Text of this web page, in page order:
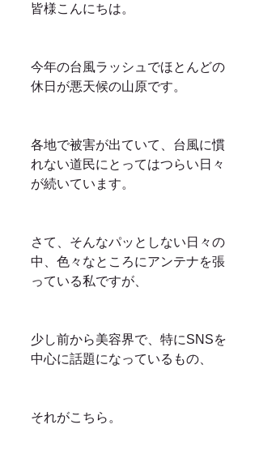
皆様こんにちは。
今年の台風ラッシュでほとんどの
休日が悪天候の山原です。
各地で被害が出ていて、台風に慣
れない道民にとってはつらい日々
が続いています。
さて、そんなパッとしない日々の
中、色々なところにアンテナを張
っている私ですが、
少し前から美容界で、特にSNSを
中心に話題になっているもの、
それがこちら。